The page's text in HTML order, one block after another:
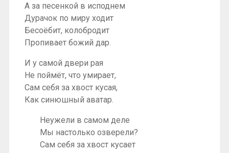
А за песенкой в исподнем
Дурачок по миру ходит
Бесоёбит, колобродит
Пропивает божий дар.
И у самой двери рая
Не поймёт, что умирает,
Сам себя за хвост кусая,
Как синюшный аватар.
Неужели в самом деле
Мы настолько озверели?
Сам себя за хвост кусает